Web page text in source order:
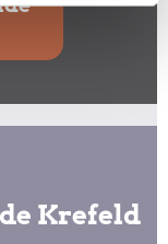
Krefeld